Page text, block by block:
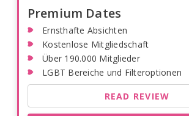
Premium Dates
Ernsthafte Absichten
Kostenlose Mitgliedschaft
Über 190.000 Mitglieder
LGBT Bereiche und Filteroptionen
READ REVIEW